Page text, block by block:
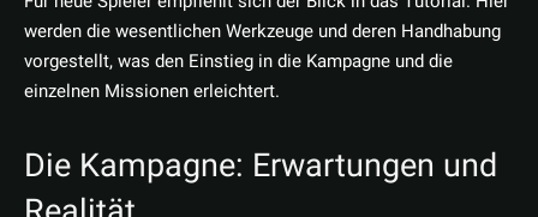
werden die wesentlichen Werkzeuge und deren Handhabung
vorgestellt, was den Einstieg in die Kampagne und die
einzelnen Missionen erleichtert.
Die Kampagne: Erwartungen und